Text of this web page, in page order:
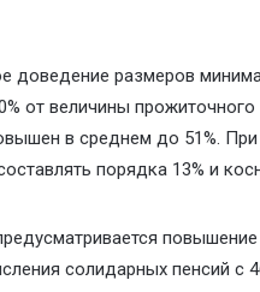
доведение размеров
от величины прожиточного
в среднем до 51%.
порядка 13% и
повышение
солидарных пенсий с